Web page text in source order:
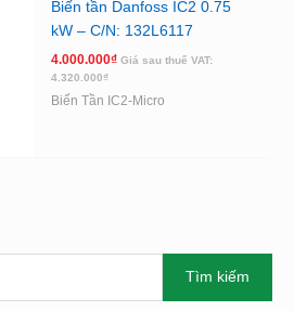
Tìm kiếm
Biến tần Danfoss IC2 0.75
kW – C/N: 132L6117
4.000.000₫ Giá sau thuế VAT:
4.320.000₫
Biến Tần IC2-Micro